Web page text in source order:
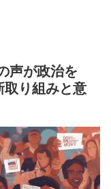
声が政治を
取り組みと意